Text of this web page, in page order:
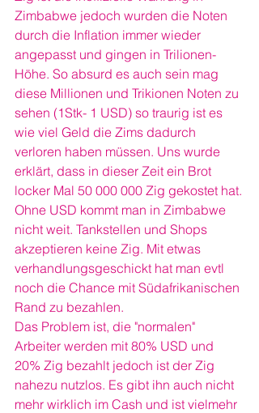
Zimbabwe jedoch wurden die Noten
durch die Inflation immer wieder
angepasst und gingen in Trilionen-
Höhe. So absurd es auch sein mag
diese Millionen und Trikionen Noten zu
sehen (1Stk- 1 USD) so traurig ist es
wie viel Geld die Zims dadurch
verloren haben müssen. Uns wurde
erklärt, dass in dieser Zeit ein Brot
locker Mal 50 000 000 Zig gekostet hat.
Ohne USD kommt man in Zimbabwe
nicht weit. Tankstellen und Shops
akzeptieren keine Zig. Mit etwas
verhandlungsgeschickt hat man evtl
noch die Chance mit Südafrikanischen
Rand zu bezahlen.
Das Problem ist, die "normalen"
Arbeiter werden mit 80% USD und
20% Zig bezahlt jedoch ist der Zig
nahezu nutzlos. Es gibt ihn auch nicht
mehr wirklich im Cash und ist vielmehr